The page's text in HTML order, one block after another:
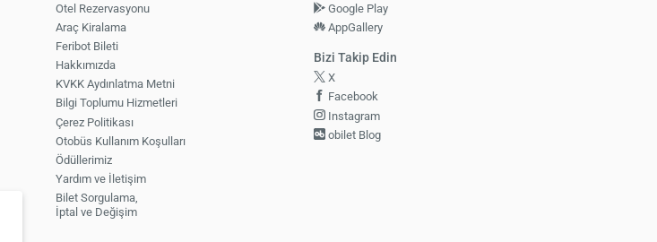
Otel Rezervasyonu
Araç Kiralama
Feribot Bileti
Hakkımızda
KVKK Aydınlatma Metni
Bilgi Toplumu Hizmetleri
Çerez Politikası
Otobüs Kullanım Koşulları
Ödüllerimiz
Yardım ve İletişim
Bilet Sorgulama,
İptal ve Değişim
Google Play
AppGallery
Bizi Takip Edin
X
Facebook
Instagram
obilet Blog